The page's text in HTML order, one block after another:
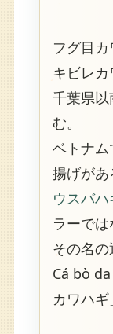
フグ目カ
キビレカ
千葉県
む。
ベトナ
揚げがあ
ウスバハ
ラーでは
その名の
Cá bò
カワハギ